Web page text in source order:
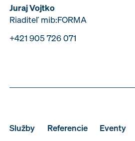
Juraj Vojtko
Riaditeľ mib:FORMA
+421 905 726 071
Služby Referencie Eventy